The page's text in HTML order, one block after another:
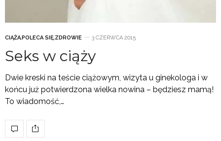
CIĄŻA,POLECA SIĘ,ZDROWIE 3 CZERWCA 2015
Seks w ciąży
Dwie kreski na teście ciążowym, wizyta u ginekologa i w
końcu już potwierdzona wielka nowina – będziesz mamą!
To wiadomość,…